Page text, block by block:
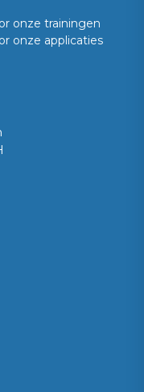
onze trainingen
onze applicaties